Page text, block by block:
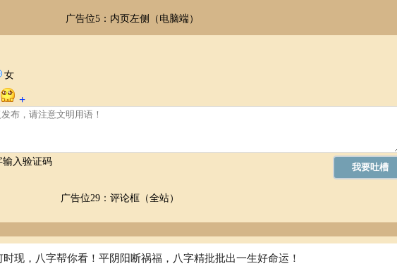
广告位5：内页左侧（电脑端）
广告位29：评论框（全站）
时现，八字帮你看！平阴阳断祸福，八字精批批出一生好命运！